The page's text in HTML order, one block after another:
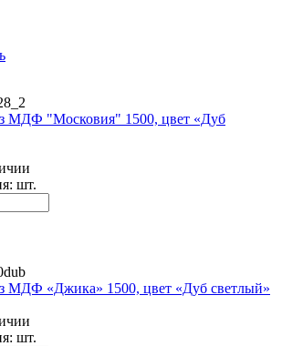
МДФ "Московия" 1500, цвет «Дуб
шт.
МДФ «Джика» 1500, цвет «Дуб светлый»
шт.